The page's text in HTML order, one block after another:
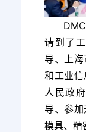
请到了
导、上
和工业
人民政
导、参
模具、精